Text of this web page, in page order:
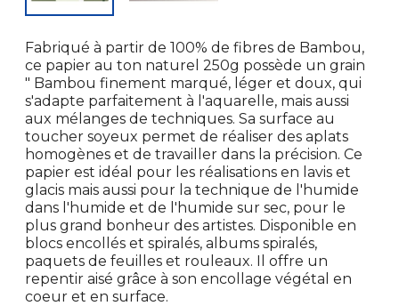
Fabriqué à partir de 100% de fibres de Bambou,
ce papier au ton naturel 250g possède un grain
" Bambou finement marqué, léger et doux, qui
s'adapte parfaitement à l'aquarelle, mais aussi
aux mélanges de techniques. Sa surface au
toucher soyeux permet de réaliser des aplats
homogènes et de travailler dans la précision. Ce
papier est idéal pour les réalisations en lavis et
glacis mais aussi pour la technique de l'humide
dans l'humide et de l'humide sur sec, pour le
plus grand bonheur des artistes. Disponible en
blocs encollés et spiralés, albums spiralés,
paquets de feuilles et rouleaux. Il offre un
repentir aisé grâce à son encollage végétal en
coeur et en surface.